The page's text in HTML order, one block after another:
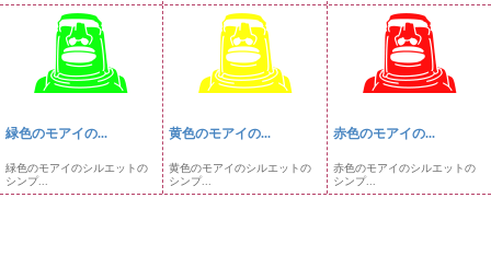
緑色のモアイの...
緑色のモアイのシルエットの
シンプ...
黄色のモアイの...
黄色のモアイのシルエットの
シンプ...
赤色のモアイの...
赤色のモアイのシルエットの
シンプ...